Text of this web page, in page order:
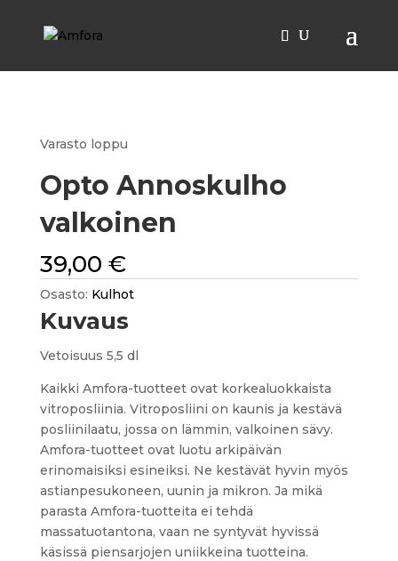
Varasto loppu
Opto Annoskulho
valkoinen
39,00 €
Osasto: Kulhot
Kuvaus
Vetoisuus 5,5 dl
Kaikki Amfora-tuotteet ovat korkealuokkaista
vitroposliinia. Vitroposliini on kaunis ja kestävä
posliinilaatu, jossa on lämmin, valkoinen sävy.
Amfora-tuotteet ovat luotu arkipäivän
erinomaisiksi esineiksi. Ne kestävät hyvin myös
astianpesukoneen, uunin ja mikron. Ja mikä
parasta Amfora-tuotteita ei tehdä
massatuotantona, vaan ne syntyvät hyvissä
käsissä piensarjojen uniikkeina tuotteina.